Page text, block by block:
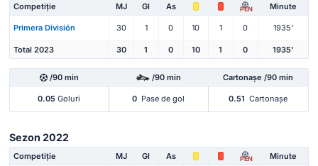
Competiție MJ Gl As PEN Minute
Primera División 30 1 0 10 1 0 1935'
Total 2023 30 1 0 10 1 0 1935'
/90 min /90 min Cartonașe /90 min
0.05 Goluri 0 Pase de gol 0.51 Cartonașe
Sezon 2022
Competiție MJ Gl As PEN Minute